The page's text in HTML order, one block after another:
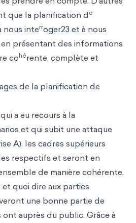
que la planification de
nous interroger23 et à nous
présentant des informations
cohérente, complète et
de la planification de
a eu recours à la
et qui subit une attaque
A), les cadres supérieurs
respectifs et seront en
de manière cohérente.
quoi dire aux parties
une bonne partie de
auprès du public. Grâce à